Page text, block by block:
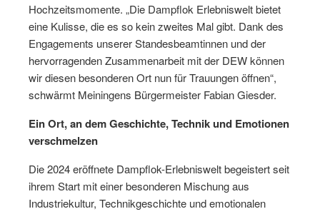
Hochzeitsmomente. „Die Dampflok Erlebniswelt bietet
eine Kulisse, die es so kein zweites Mal gibt. Dank des
Engagements unserer Standesbeamtinnen und der
hervorragenden Zusammenarbeit mit der DEW können
wir diesen besonderen Ort nun für Trauungen öffnen“,
schwärmt Meiningens Bürgermeister Fabian Giesder.
Ein Ort, an dem Geschichte, Technik und Emotionen
verschmelzen
Die 2024 eröffnete Dampflok-Erlebniswelt begeistert seit
ihrem Start mit einer besonderen Mischung aus
Industriekultur, Technikgeschichte und emotionalen